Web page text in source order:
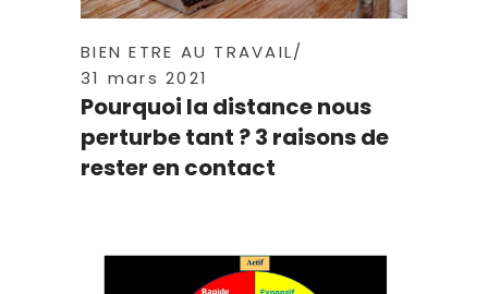
BIEN ETRE AU TRAVAIL
31 mars 2021
Pourquoi la distance nous
perturbe tant ? 3 raisons de
rester en contact